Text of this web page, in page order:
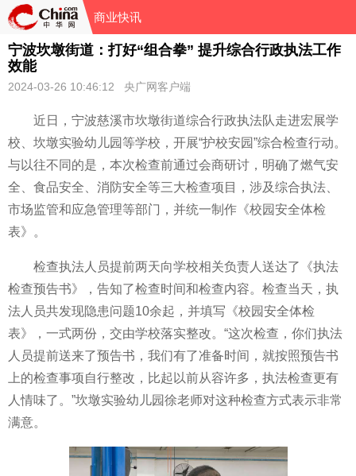
商业快讯
宁波坎墩街道：打好“组合拳” 提升综合行政执法工作
效能
2024-03-26 10:46:12 央广网客户端
近日，宁波慈溪市坎墩街道综合行政执法队走进宏展学
校、坎墩实验幼儿园等学校，开展“护校安园”综合检查行动。
与以往不同的是，本次检查前通过会商研讨，明确了燃气安
全、食品安全、消防安全等三大检查项目，涉及综合执法、
市场监管和应急管理等部门，并统一制作《校园安全体检
表》。
检查执法人员提前两天向学校相关负责人送达了《执法
检查预告书》，告知了检查时间和检查内容。检查当天，执
法人员共发现隐患问题10余起，并填写《校园安全体检
表》，一式两份，交由学校落实整改。“这次检查，你们执法
人员提前送来了预告书，我们有了准备时间，就按照预告书
上的检查事项自行整改，比起以前从容许多，执法检查更有
人情味了。”坎墩实验幼儿园徐老师对这种检查方式表示非常
满意。